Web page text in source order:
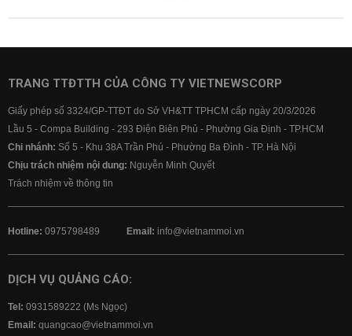
TRANG TTĐTTH CỦA CÔNG TY VIETNEWSCORP
Giấy phép số 3324/GP-TTĐT do Sở VH&TT TPHCM cấp ngày 20/3/2026
Lầu 5 - Compa Building - 293 Điện Biên Phủ - Phường Gia Định - TP.HCM
Chi nhánh: Số 5 - Khu 38A Trần Phú - Phường Ba Đình - TP. Hà Nội
Chịu trách nhiệm nội dung: Nguyễn Minh Quyết
Trách nhiệm về thông tin
Hotline: 0975798489 Email: info@vietnammoi.vn
DỊCH VỤ QUẢNG CÁO:
Tel: 0931589222 (Ms Ngọc)
Email: quangcao@vietnammoi.vn